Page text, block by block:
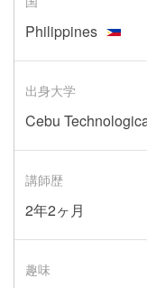
Philippines
出身大学
Cebu
講師歴
2年2ヶ月
趣味